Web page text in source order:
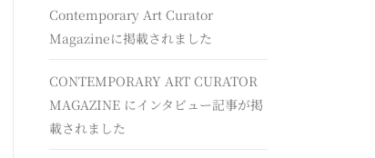
Contemporary Art Curator
Magazineに掲載されました
CONTEMPORARY ART CURATOR
MAGAZINE にインタビュー記事が掲
載されました